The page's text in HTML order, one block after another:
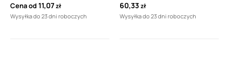
Cena od11,07zł
Wysyłka do 23 dni roboczych
60,33zł
Wysyłka do 23 dni roboczych